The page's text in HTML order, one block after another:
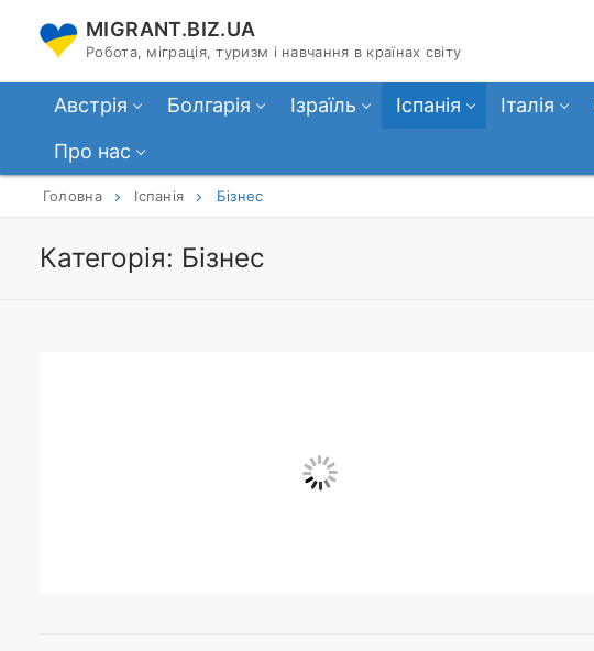
вмісту
MIGRANT.BIZ.UA
Робота, міграція, туризм і навчання в країнах світу
Австрія Болгарія Ізраїль Іспанія Італія
Про нас
Головна Іспанія Бізнес
Категорія: Бізнес